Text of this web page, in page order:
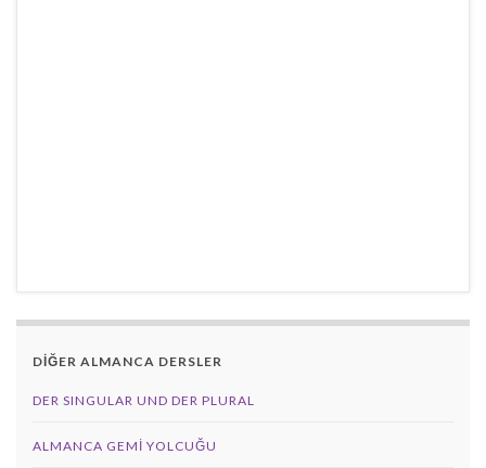
DİĞER ALMANCA DERSLER
DER SINGULAR UND DER PLURAL
ALMANCA GEMI YOLCUĞU